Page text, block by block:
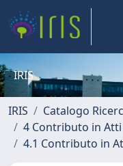
IRIS
IRIS
Catalogo
4 Contributo in
4.1 Contributo in